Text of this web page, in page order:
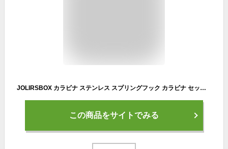
JOLIRSBOX カラビナ ステンレス スプリングフック カラビナ セット(8cm 4セット)
この商品をサイトでみる